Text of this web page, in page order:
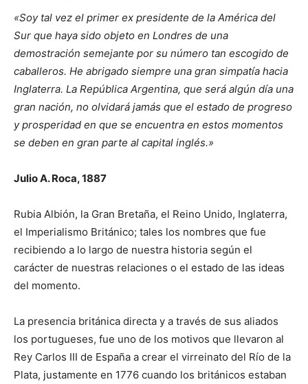
«Soy tal vez el primer ex presidente de la América del
Sur que haya sido objeto en Londres de una
demostración semejante por su número tan escogido de
caballeros. He abrigado siempre una gran simpatía hacia
Inglaterra. La República Argentina, que será algún día una
gran nación, no olvidará jamás que el estado de progreso
y prosperidad en que se encuentra en estos momentos
se deben en gran parte al capital inglés.»
Julio A. Roca, 1887
Rubia Albión, la Gran Bretaña, el Reino Unido, Inglaterra,
el Imperialismo Británico; tales los nombres que fue
recibiendo a lo largo de nuestra historia según el
carácter de nuestras relaciones o el estado de las ideas
del momento.
La presencia británica directa y a través de sus aliados
los portugueses, fue uno de los motivos que llevaron al
Rey Carlos III de España a crear el virreinato del Río de la
Plata, justamente en 1776 cuando los británicos estaban